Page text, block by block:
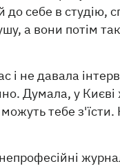
себе в студію,
а вони потім
і не давала
Думала, у Києві
тебе з'їсти.